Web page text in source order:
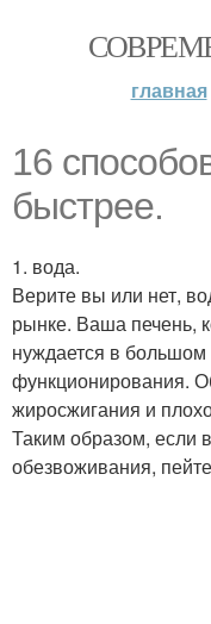
главная
16
быстрее.
1. вода.
Верите вы или нет,
рынке. Ваша печень,
нуждается в
функционирования.
жиросжигания и
Таким образом, если
обезвоживания,